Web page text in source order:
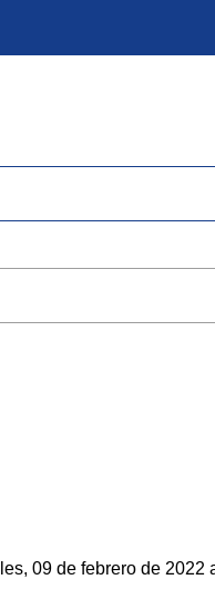
09 de febrero de 2022